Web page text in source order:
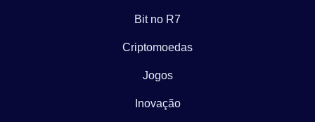
Bit no R7
Criptomoedas
Jogos
Inovação